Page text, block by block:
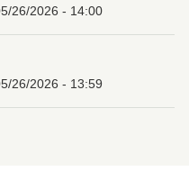
26/2026 - 14:00
26/2026 - 13:59